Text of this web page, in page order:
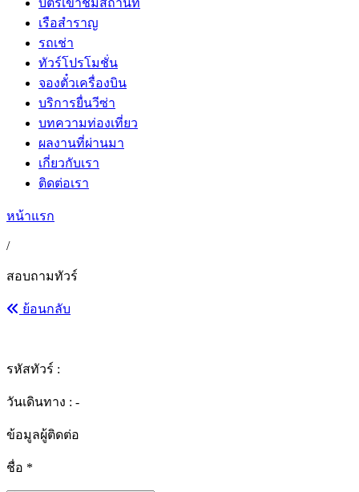
บัตรเข้าชมสถานที่
เรือสำราญ
รถเช่า
ทัวร์โปรโมชั่น
จองตั๋วเครื่องบิน
บริการยื่นวีซ่า
บทความท่องเที่ยว
ผลงานที่ผ่านมา
เกี่ยวกับเรา
ติดต่อเรา
หน้าแรก
/
สอบถามทัวร์
ย้อนกลับ
รหัสทัวร์ :
วันเดินทาง : -
ข้อมูลผู้ติดต่อ
ชื่อ *